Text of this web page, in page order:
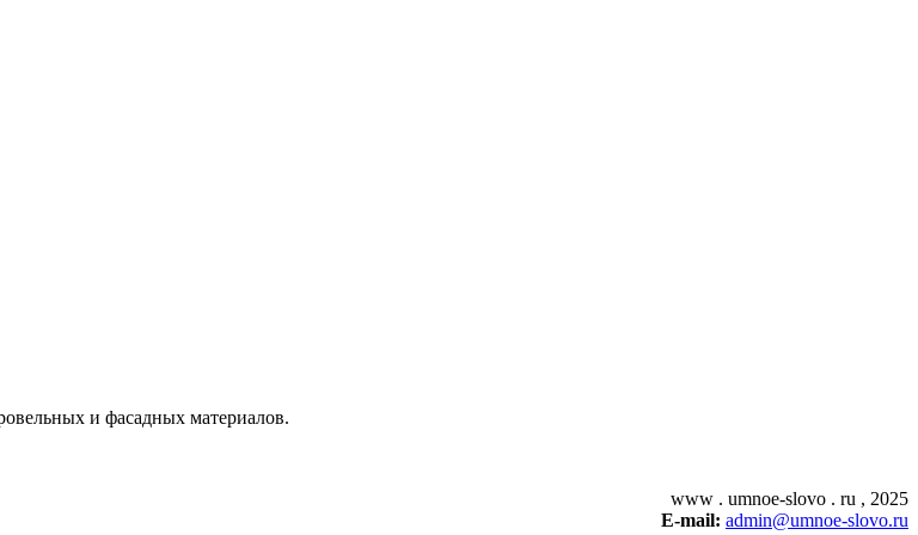
и фасадных материалов.
www . umnoe-slovo . ru , 2025
E-mail: admin@umnoe-slovo.ru